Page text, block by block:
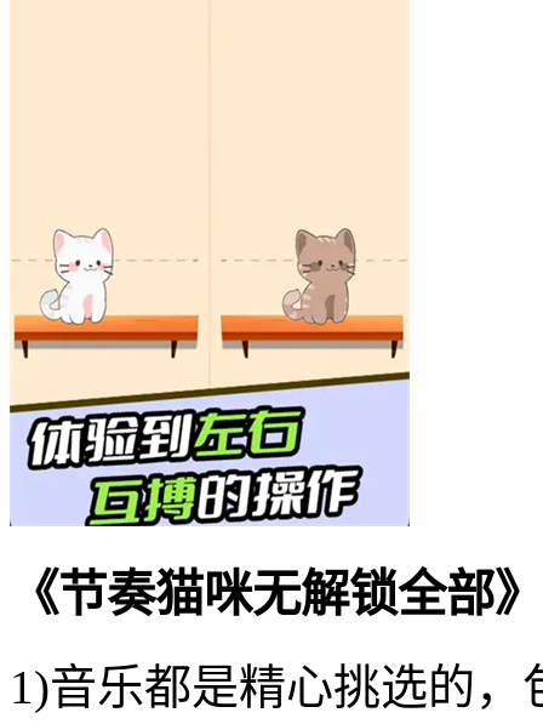
《节奏猫咪无解锁全部
1)音乐都是精心挑选的